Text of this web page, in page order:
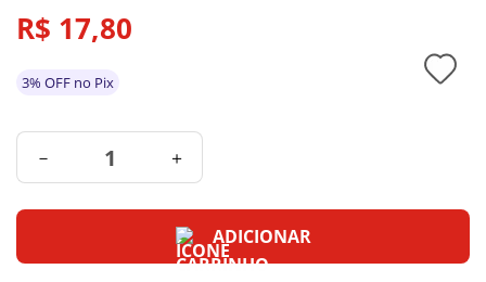
R$ 17,80
3% OFF no Pix
－ ＋
ADICIONAR